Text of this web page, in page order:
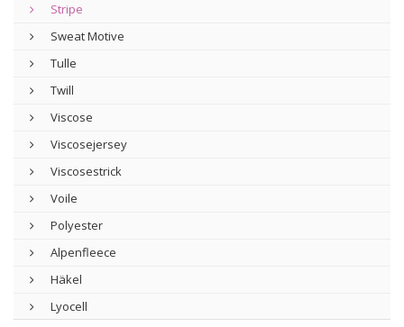
Stripe
Sweat Motive
Tulle
Twill
Viscose
Viscosejersey
Viscosestrick
Voile
Polyester
Alpenfleece
Häkel
Lyocell